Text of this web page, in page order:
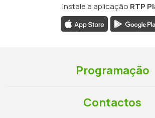
Instale a aplicação RTP
Programação
Contactos